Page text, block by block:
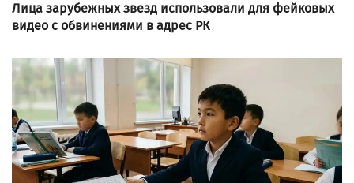
Лица зарубежных звезд использовали для фейковых
видео с обвинениями в адрес РК